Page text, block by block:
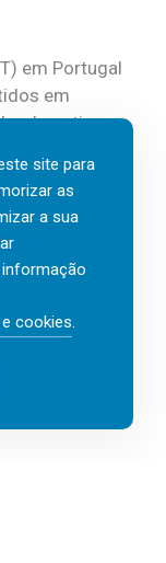
em Portugal
em
absentismo
humanos
realizar mais
site para
as
a sua
informação
cookies.